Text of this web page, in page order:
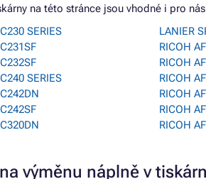
na této stránce jsou vhodné i pro
SERIES
SERIES
LANIER
RICOH
RICOH
RICOH
RICOH
RICOH
RICOH
výměnu náplně v